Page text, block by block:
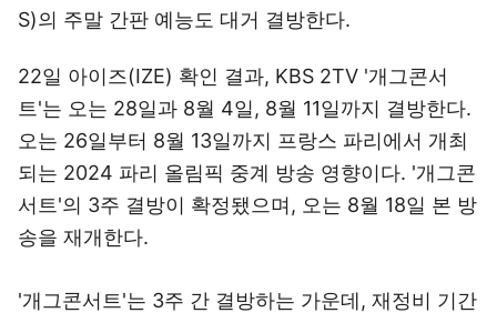
S)의 주말 간판 예능도 대거 결방한다.
22일 아이즈(IZE) 확인 결과, KBS 2TV '개그콘서
트'는 오는 28일과 8월 4일, 8월 11일까지 결방한다.
오는 26일부터 8월 13일까지 프랑스 파리에서 개최
되는 2024 파리 올림픽 중계 방송 영향이다. '개그콘
서트'의 3주 결방이 확정됐으며, 오는 8월 18일 본 방
송을 재개한다.
'개그콘서트'는 3주 간 결방하는 가운데, 재정비 기간